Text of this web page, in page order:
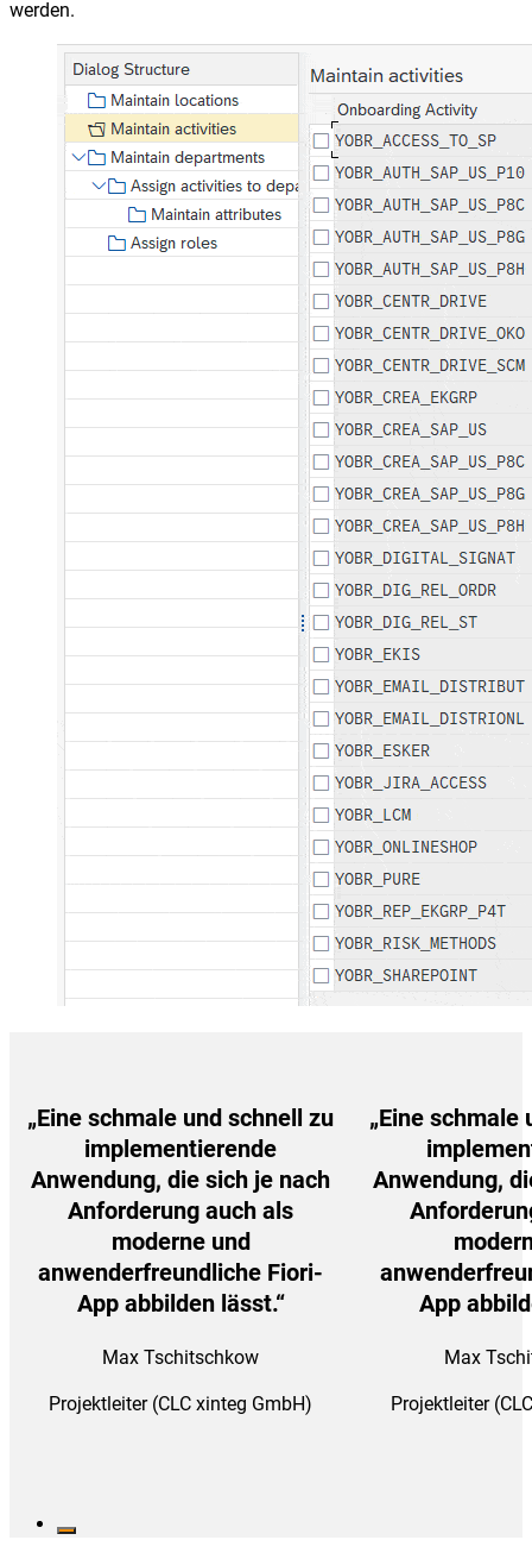
werden.
„Eine schmale und schnell zu
implementierende
Anwendung, die sich je nach
Anforderung auch als
moderne und
anwenderfreundliche Fiori-
App abbilden lässt.“
Max Tschitschkow
Projektleiter (CLC xinteg GmbH)
„Eine schmale
Anwendung,
App
Max
Projektleiter